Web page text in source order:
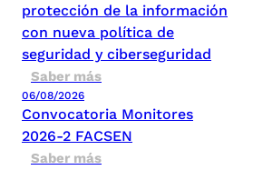
protección de la información
con nueva política de
seguridad y ciberseguridad
Saber más
06/08/2026
Convocatoria Monitores
2026-2 FACSEN
Saber más